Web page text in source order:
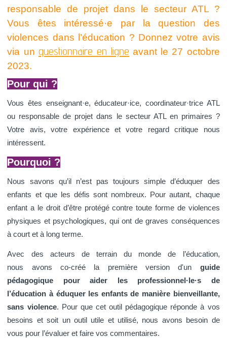
responsable de projet dans le secteur ATL ?
Vous êtes intéressé·e par la question des
violences dans l’éducation ? Donnez votre avis
via un questionnaire en ligne avant le 27 octobre
2023.
Pour qui ?
Vous êtes enseignant·e, éducateur·ice, coordinateur·trice ATL
ou responsable de projet dans le secteur ATL en primaires ?
Votre avis, votre expérience et votre regard critique nous
intéressent.
Pourquoi ?
Nous savons qu’il n’est pas toujours simple d’éduquer des
enfants et que les défis sont nombreux. Pour autant, chaque
enfant a le droit d’être protégé contre toute forme de violences
physiques et psychologiques, qui ont de graves conséquences
à court et à long terme.
Avec des acteurs de terrain du monde de l’éducation,
nous avons co-créé la première version d'un guide
pédagogique pour aider les professionnel·le·s de
l’éducation à éduquer les enfants de manière bienveillante,
sans violence. Pour que cet outil pédagogique réponde à vos
besoins et soit un outil utile et utilisé, nous avons besoin de
vous pour l’évaluer et faire vos commentaires.